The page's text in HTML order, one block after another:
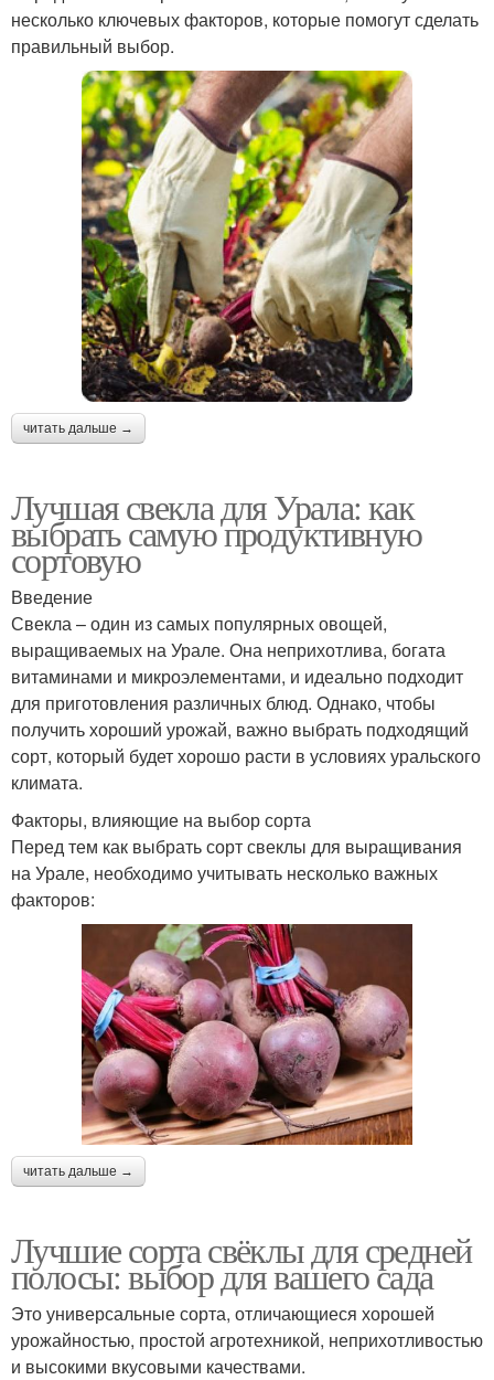
несколько ключевых факторов, которые помогут сделать
правильный выбор.
читать дальше →
Лучшая свекла для Урала: как
выбрать самую продуктивную
сортовую
Введение
Свекла – один из самых популярных овощей,
выращиваемых на Урале. Она неприхотлива, богата
витаминами и микроэлементами, и идеально подходит
для приготовления различных блюд. Однако, чтобы
получить хороший урожай, важно выбрать подходящий
сорт, который будет хорошо расти в условиях уральского
климата.
Факторы, влияющие на выбор сорта
Перед тем как выбрать сорт свеклы для выращивания
на Урале, необходимо учитывать несколько важных
факторов:
читать дальше →
Лучшие сорта свёклы для средней
полосы: выбор для вашего сада
Это универсальные сорта, отличающиеся хорошей
урожайностью, простой агротехникой, неприхотливостью
и высокими вкусовыми качествами.